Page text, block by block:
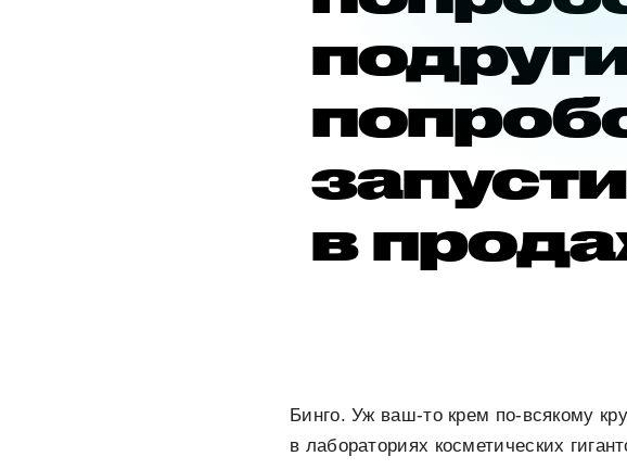
в
Бинго. Уж ваш-то крем по-всякому
в лабораториях косметических